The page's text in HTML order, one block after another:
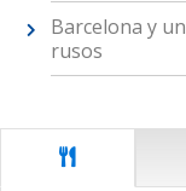
Barcelona y
rusos